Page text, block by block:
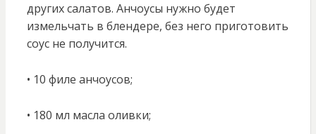
других салатов. Анчоусы нужно будет
измельчать в блендере, без него приготовить
соус не получится.
• 10 филе анчоусов;
• 180 мл масла оливки;